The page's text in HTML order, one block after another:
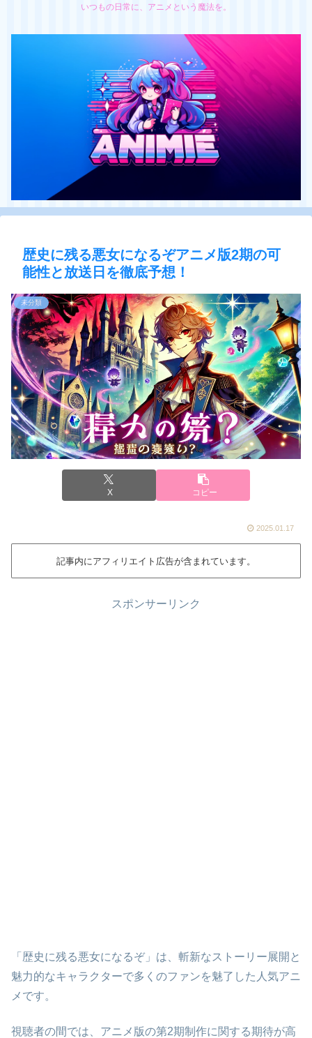
いつもの日常に、アニメという魔法を。
歴史に残る悪女になるぞアニメ版2期の可
能性と放送日を徹底予想！
未分類
X コピー
2025.01.17
記事内にアフィリエイト広告が含まれています。
スポンサーリンク
「歴史に残る悪女になるぞ」は、斬新なストーリー展開と
魅力的なキャラクターで多くのファンを魅了した人気アニ
メです。
視聴者の間では、アニメ版の第2期制作に関する期待が高